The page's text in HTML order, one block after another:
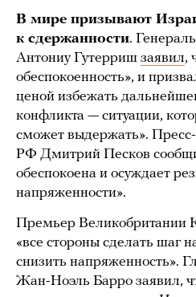
В мире призывают
к сдержанности.
Антониу Гутерриш заявил,
обеспокоенность», и
ценой избежать
конфликта — ситуации,
сможет выдержать». Пресс-
РФ Дмитрий Песков
обеспокоена и осуждает
напряженности».
Премьер Великобритании
«все стороны сделать шаг
снизить
Жан-Ноэль Барро заявил,